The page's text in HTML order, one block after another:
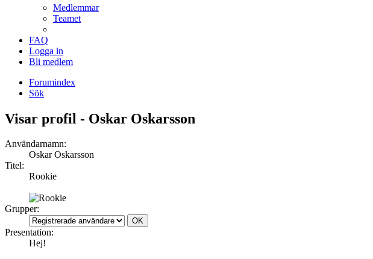
Medlemmar
Teamet
FAQ
Logga in
Bli medlem
Forumindex
Sök
Visar profil - Oskar Oskarsson
Användarnamn:
Oskar Oskarsson
Titel:
Rookie
Grupper:
Presentation:
Hej!